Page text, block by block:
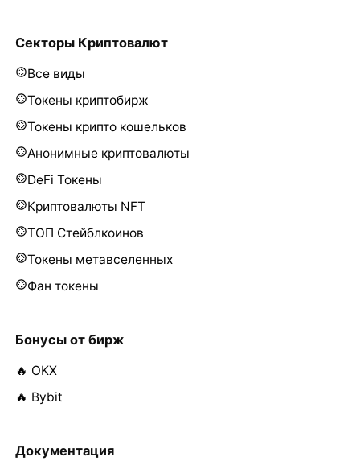
Секторы Криптовалют
Все виды
Токены криптобирж
Токены крипто кошельков
Анонимные криптовалюты
DeFi Токены
Криптовалюты NFT
ТОП Стейблкоинов
Токены метавселенных
Фан токены
Бонусы от бирж
🔥 OKX
🔥 Bybit
Документация